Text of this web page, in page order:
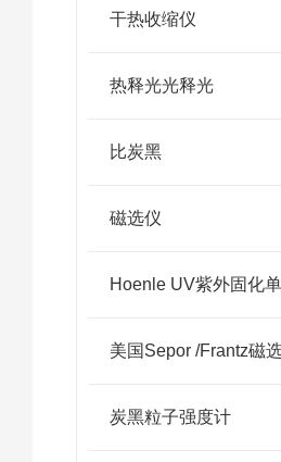
干热收缩仪
热释光光释光
比炭黑
磁选仪
Hoenle UV紫外固化
美国Sepor /Frantz磁
炭黑粒子强度计